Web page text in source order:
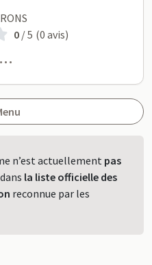
0/ 5 (0 avis)
n’est actuellement pas
la liste officielle des
reconnue par les